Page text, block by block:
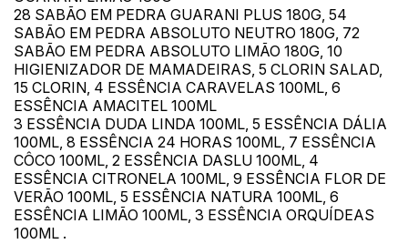
28 SABÃO EM PEDRA GUARANI PLUS 180G, 54
SABÃO EM PEDRA ABSOLUTO NEUTRO 180G, 72
SABÃO EM PEDRA ABSOLUTO LIMÃO 180G, 10
HIGIENIZADOR DE MAMADEIRAS, 5 CLORIN SALAD,
15 CLORIN, 4 ESSÊNCIA CARAVELAS 100ML, 6
ESSÊNCIA AMACITEL 100ML
3 ESSÊNCIA DUDA LINDA 100ML, 5 ESSÊNCIA DÁLIA
100ML, 8 ESSÊNCIA 24 HORAS 100ML, 7 ESSÊNCIA
CÔCO 100ML, 2 ESSÊNCIA DASLU 100ML, 4
ESSÊNCIA CITRONELA 100ML, 9 ESSÊNCIA FLOR DE
VERÃO 100ML, 5 ESSÊNCIA NATURA 100ML, 6
ESSÊNCIA LIMÃO 100ML, 3 ESSÊNCIA ORQUÍDEAS
100ML .